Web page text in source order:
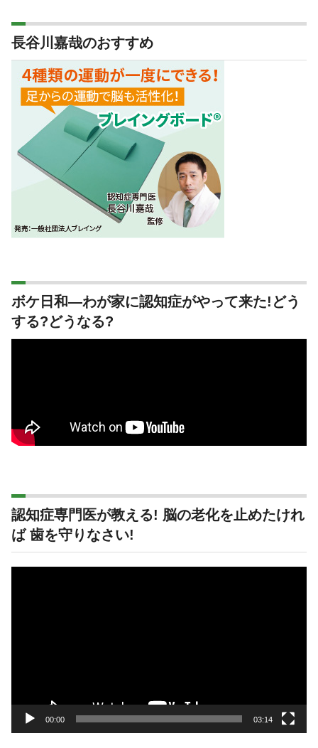
長谷川嘉哉のおすすめ
ボケ日和―わが家に認知症がやって来た!どう
する?どうなる?
認知症専門医が教える! 脳の老化を止めたけれ
ば 歯を守りなさい!
00:00 03:14